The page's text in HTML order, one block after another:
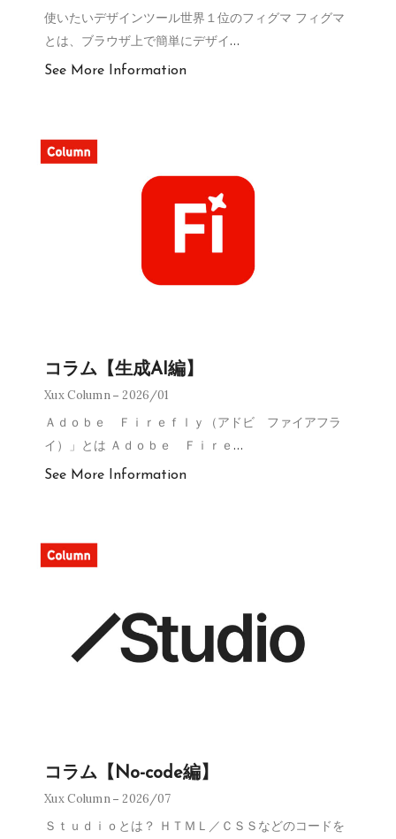
使いたいデザインツール世界１位のフィグマ フィグマ
とは、ブラウザ上で簡単にデザイ…
See More Information
コラム【生成AI編】
Xux Column 2026/01
Ａｄｏｂｅ Ｆｉｒｅｆｌｙ（アドビ ファイアフラ
イ）」とは Ａｄｏｂｅ Ｆｉｒｅ …
See More Information
コラム【No-code編】
Xux Column 2026/07
Ｓｔｕｄｉｏとは？ ＨＴＭＬ／ＣＳＳなどのコードを